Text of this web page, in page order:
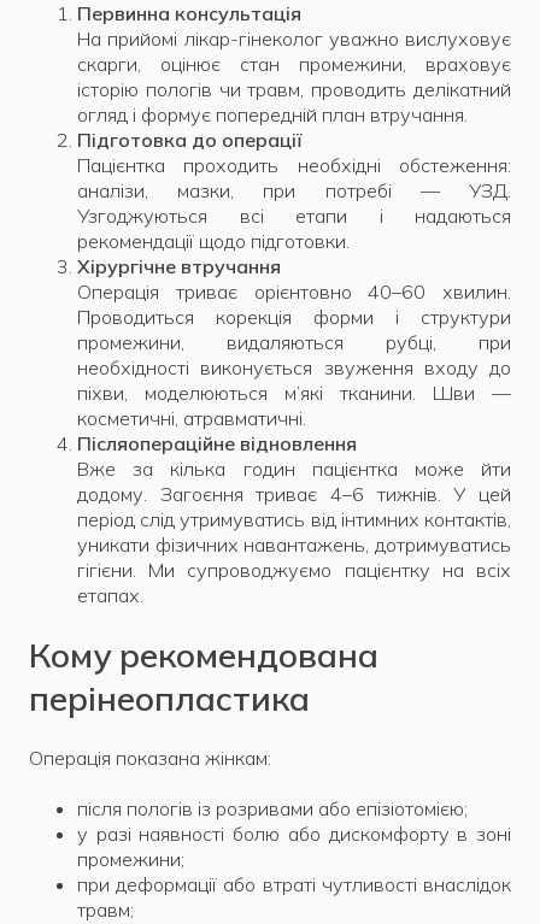
Первинна консультація
На прийомі лікар-гінеколог уважно вислуховує
скарги, оцінює стан промежини, враховує
історію пологів чи травм, проводить делікатний
огляд і формує попередній план втручання.
Підготовка до операції
Пацієнтка проходить необхідні обстеження:
аналізи, мазки, при потребі — УЗД.
Узгоджуються всі етапи і надаються
рекомендації щодо підготовки.
Хірургічне втручання
Операція триває орієнтовно 40–60 хвилин.
Проводиться корекція форми і структури
промежини, видаляються рубці, при
необхідності виконується звуження входу до
піхви, моделюються м’які тканини. Шви —
косметичні, атравматичні.
Післяопераційне відновлення
Вже за кілька годин пацієнтка може йти
додому. Загоєння триває 4–6 тижнів. У цей
період слід утримуватись від інтимних контактів,
уникати фізичних навантажень, дотримуватись
гігієни. Ми супроводжуємо пацієнтку на всіх
етапах.
Кому рекомендована
перінеопластика
Операція показана жінкам:
після пологів із розривами або епізіотомією;
у разі наявності болю або дискомфорту в зоні
промежини;
при деформації або втраті чутливості внаслідок
травм;